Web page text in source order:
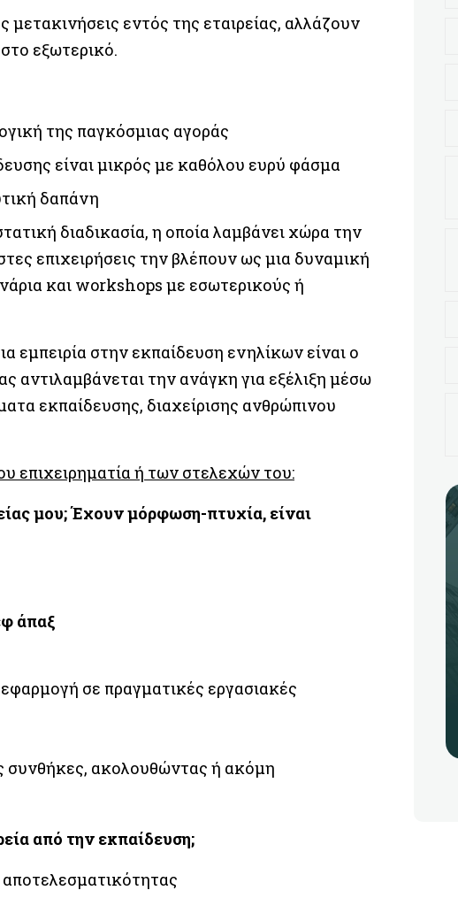
μετακινήσεις εντός της εταιρείας, αλλάζουν
εξωτερικό.
της παγκόσμιας αγοράς
είναι μικρός με καθόλου ευρύ φάσμα
δαπάνη
διαδικασία, η οποία λαμβάνει χώρα την
επιχειρήσεις την βλέπουν ως μια δυναμική
και workshops με εσωτερικούς ή
στην εκπαίδευση ενηλίκων είναι ο
αντιλαμβάνεται την ανάγκη για εξέλιξη μέσω
εκπαίδευσης, διαχείρισης ανθρώπινου
ή των στελεχών του:
μου; Έχουν μόρφωση-πτυχία, είναι
άπαξ
σε πραγματικές εργασιακές
συνθήκες, ακολουθώντας ή ακόμη
από την εκπαίδευση;